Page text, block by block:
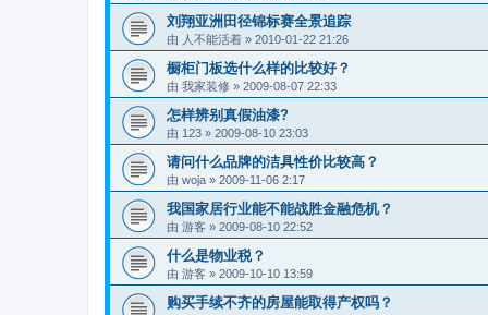
刘翔亚洲田径锦标赛全景追踪
由 人不能活着 » 2010-01-22 21:26
橱柜门板选什么样的比较好？
由 我家装修 » 2009-08-07 22:33
怎样辨别真假油漆?
由 123 » 2009-08-10 23:03
请问什么品牌的洁具性价比较高？
由 woja » 2009-11-06 2:17
我国家居行业能不能战胜金融危机？
由 游客 » 2009-08-10 22:52
什么是物业税？
由 游客 » 2009-10-10 13:59
购买手续不齐的房屋能取得产权吗？